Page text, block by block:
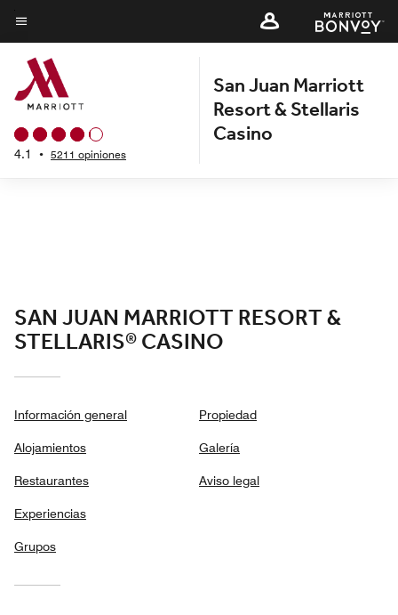
Skip
to
main
content
Texto del menú
4.1 • 5211 opiniones
San Juan Marriott
Resort & Stellaris
Casino
SAN JUAN MARRIOTT RESORT &
STELLARIS® CASINO
Información general
Alojamientos
Restaurantes
Experiencias
Grupos
Propiedad
Galería
Aviso legal